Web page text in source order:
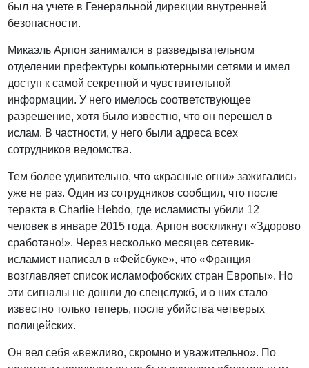
был на учете в Генеральной дирекции внутренней
безопасности.
Микаэль Арпон занимался в разведывательном
отделении префектуры компьютерными сетями и имел
доступ к самой секретной и чувствительной
информации. У него имелось соответствующее
разрешение, хотя было известно, что он перешел в
ислам. В частности, у него были адреса всех
сотрудников ведомства.
Тем более удивительно, что «красные огни» зажигались
уже не раз. Один из сотрудников сообщил, что после
теракта в Charlie Hebdo, где исламисты убили 12
человек в январе 2015 года, Арпон воскликнут «Здорово
сработано!». Через несколько месяцев сетевик-
исламист написал в «Фейсбуке», что «Франция
возглавляет список исламофобских стран Европы». Но
эти сигналы не дошли до спецслужб, и о них стало
известно только теперь, после убийства четверых
полицейских.
Он вел себя «вежливо, скромно и уважительно». По